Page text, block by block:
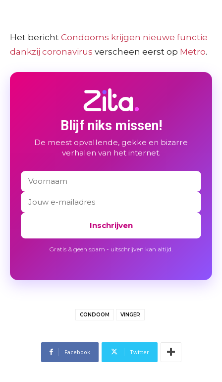
Het bericht Condooms krijgen nieuwe functie
dankzij coronavirus verscheen eerst op Metro.
Blijf niks missen!
De meest opvallende, gekke en bizarre
verhalen van het internet.
Inschrijven
Gratis & geen spam - uitschrijven kan altijd.
CONDOOM VINGER
Facebook Twitter